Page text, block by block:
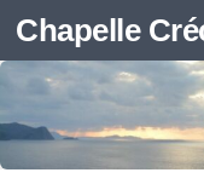
Skip to
Chapelle